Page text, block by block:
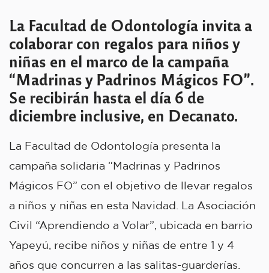
La Facultad de Odontología invita a
colaborar con regalos para niños y
niñas en el marco de la campaña
“Madrinas y Padrinos Mágicos FO”.
Se recibirán hasta el día 6 de
diciembre inclusive, en Decanato.
La Facultad de Odontología presenta la
campaña solidaria “Madrinas y Padrinos
Mágicos FO” con el objetivo de llevar regalos
a niños y niñas en esta Navidad. La Asociación
Civil “Aprendiendo a Volar”, ubicada en barrio
Yapeyú, recibe niños y niñas de entre 1 y 4
años que concurren a las salitas-guarderías.